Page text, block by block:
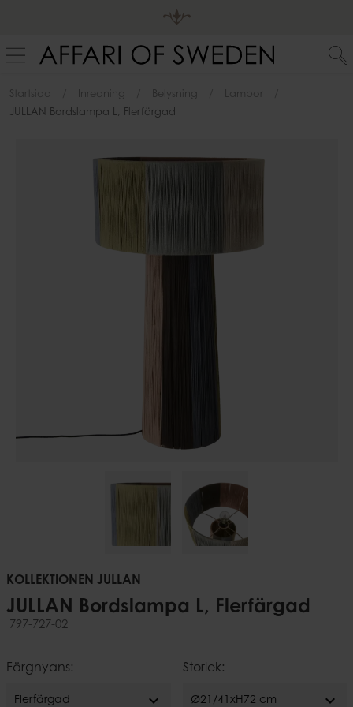
Startsida Inredning Belysning
Lampor
JULLAN Bordslampa L, Flerfärgad
KOLLEKTIONEN JULLAN
JULLAN Bordslampa L, Flerfärgad
797-727-02
Färgnyans:
Flerfärgad expand_more
Storlek:
Ø21/41xH72 cm expand_more